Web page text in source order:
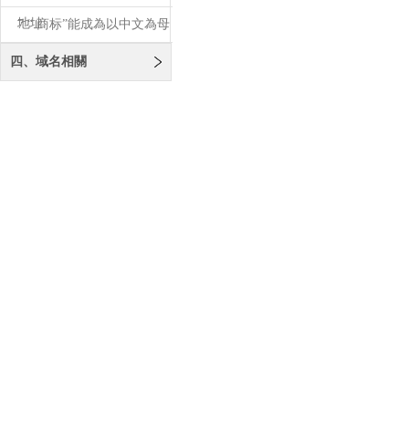
地址
7 “.商标”能成為以中文為母
語的
四、域名相關